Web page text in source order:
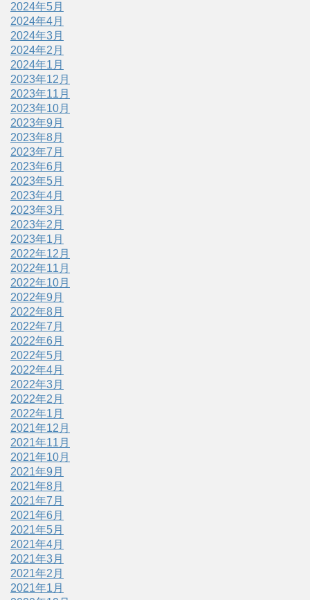
2024年5月
2024年4月
2024年3月
2024年2月
2024年1月
2023年12月
2023年11月
2023年10月
2023年9月
2023年8月
2023年7月
2023年6月
2023年5月
2023年4月
2023年3月
2023年2月
2023年1月
2022年12月
2022年11月
2022年10月
2022年9月
2022年8月
2022年7月
2022年6月
2022年5月
2022年4月
2022年3月
2022年2月
2022年1月
2021年12月
2021年11月
2021年10月
2021年9月
2021年8月
2021年7月
2021年6月
2021年5月
2021年4月
2021年3月
2021年2月
2021年1月